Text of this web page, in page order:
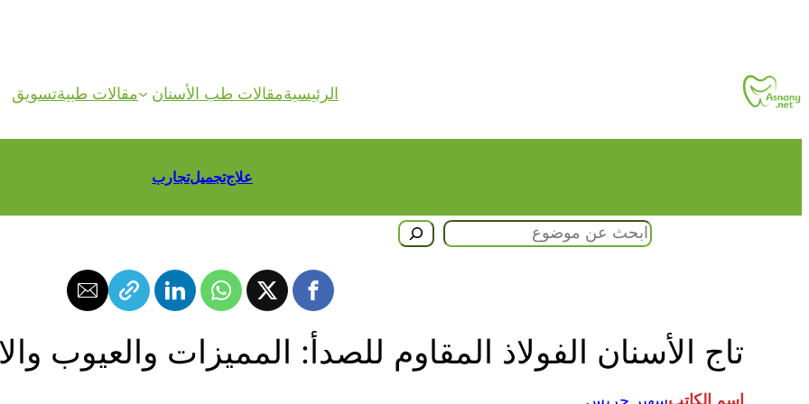
الرئيسيةمقالات طب الأسنان مقالات طبيةتسويق
علاجتجميلتجارب
تاج الأسنان الفولاذ المقاوم للصدأ: المميزات والعيوب
اسم الكاتبسهير جريس